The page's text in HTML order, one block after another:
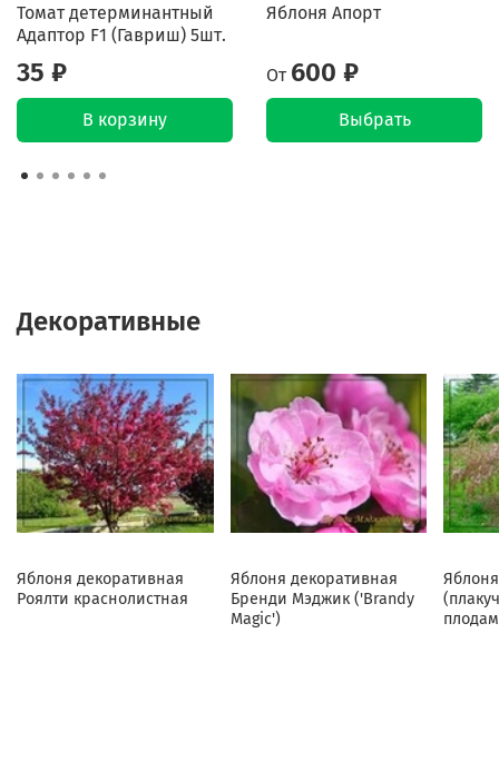
Томат детерминантный
Адаптор F1 (Гавриш) 5шт.
35 ₽
В корзину
Яблоня Апорт
От 600 ₽
Выбрать
Декоративные
Яблоня декоративная
Роялти краснолистная
Яблоня декоративная
Бренди Мэджик ('Brandy
Magic')